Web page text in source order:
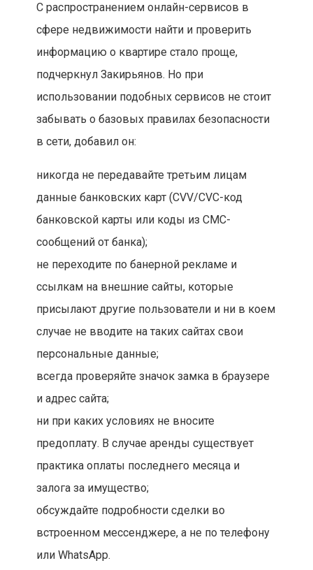
С распространением онлайн-сервисов в
сфере недвижимости найти и проверить
информацию о квартире стало проще,
подчеркнул Закирьянов. Но при
использовании подобных сервисов не стоит
забывать о базовых правилах безопасности
в сети, добавил он:
никогда не передавайте третьим лицам
данные банковских карт (CVV/CVC-код
банковской карты или коды из СМС-
сообщений от банка);
не переходите по банерной рекламе и
ссылкам на внешние сайты, которые
присылают другие пользователи и ни в коем
случае не вводите на таких сайтах свои
персональные данные;
всегда проверяйте значок замка в браузере
и адрес сайта;
ни при каких условиях не вносите
предоплату. В случае аренды существует
практика оплаты последнего месяца и
залога за имущество;
обсуждайте подробности сделки во
встроенном мессенджере, а не по телефону
или WhatsApp.